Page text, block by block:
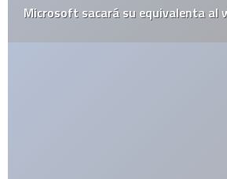
La mariguana podría prevenir el